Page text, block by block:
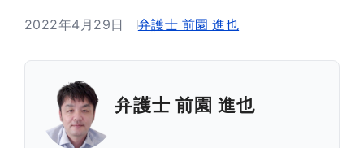
2022年4月29日 弁護士 前園 進也
弁護士 前園 進也